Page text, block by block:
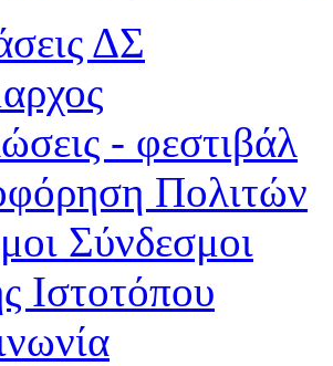
ΔΣ
- φεστιβάλ
Πολιτών
Σύνδεσμοι
Ιστοτόπου